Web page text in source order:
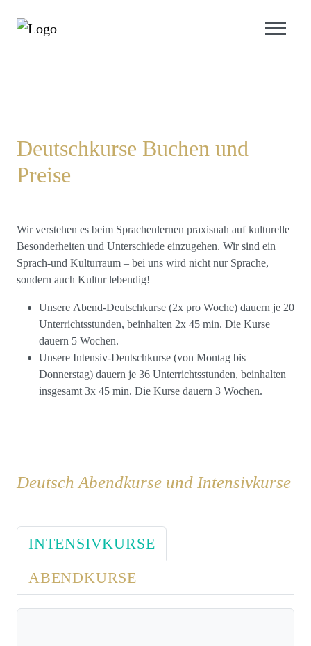
Deutschkurse Buchen und
Preise
Wir verstehen es beim Sprachenlernen praxisnah auf kulturelle
Besonderheiten und Unterschiede einzugehen. Wir sind ein
Sprach-und Kulturraum – bei uns wird nicht nur Sprache,
sondern auch Kultur lebendig!
Unsere Abend-Deutschkurse (2x pro Woche) dauern je 20
Unterrichtsstunden, beinhalten 2x 45 min. Die Kurse
dauern 5 Wochen.
Unsere Intensiv-Deutschkurse (von Montag bis
Donnerstag) dauern je 36 Unterrichtsstunden, beinhalten
insgesamt 3x 45 min. Die Kurse dauern 3 Wochen.
Deutsch Abendkurse und Intensivkurse
INTENSIVKURSE
ABENDKURSE